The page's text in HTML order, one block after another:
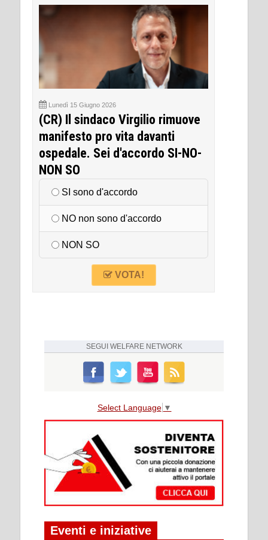
Lunedì 15 Giugno 2026
(CR) Il sindaco Virgilio rimuove
manifesto pro vita davanti
ospedale. Sei d'accordo SI-NO-
NON SO
SI sono d'accordo
NO non sono d'accordo
NON SO
VOTA!
SEGUI WELFARE NETWORK
Select Language ▼
Eventi e iniziative